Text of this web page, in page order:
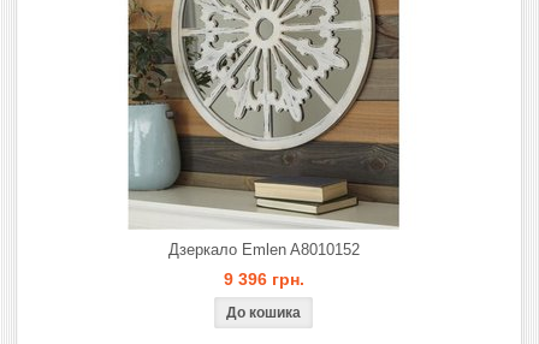
Дзеркало Emlen A8010152
9 396 грн.